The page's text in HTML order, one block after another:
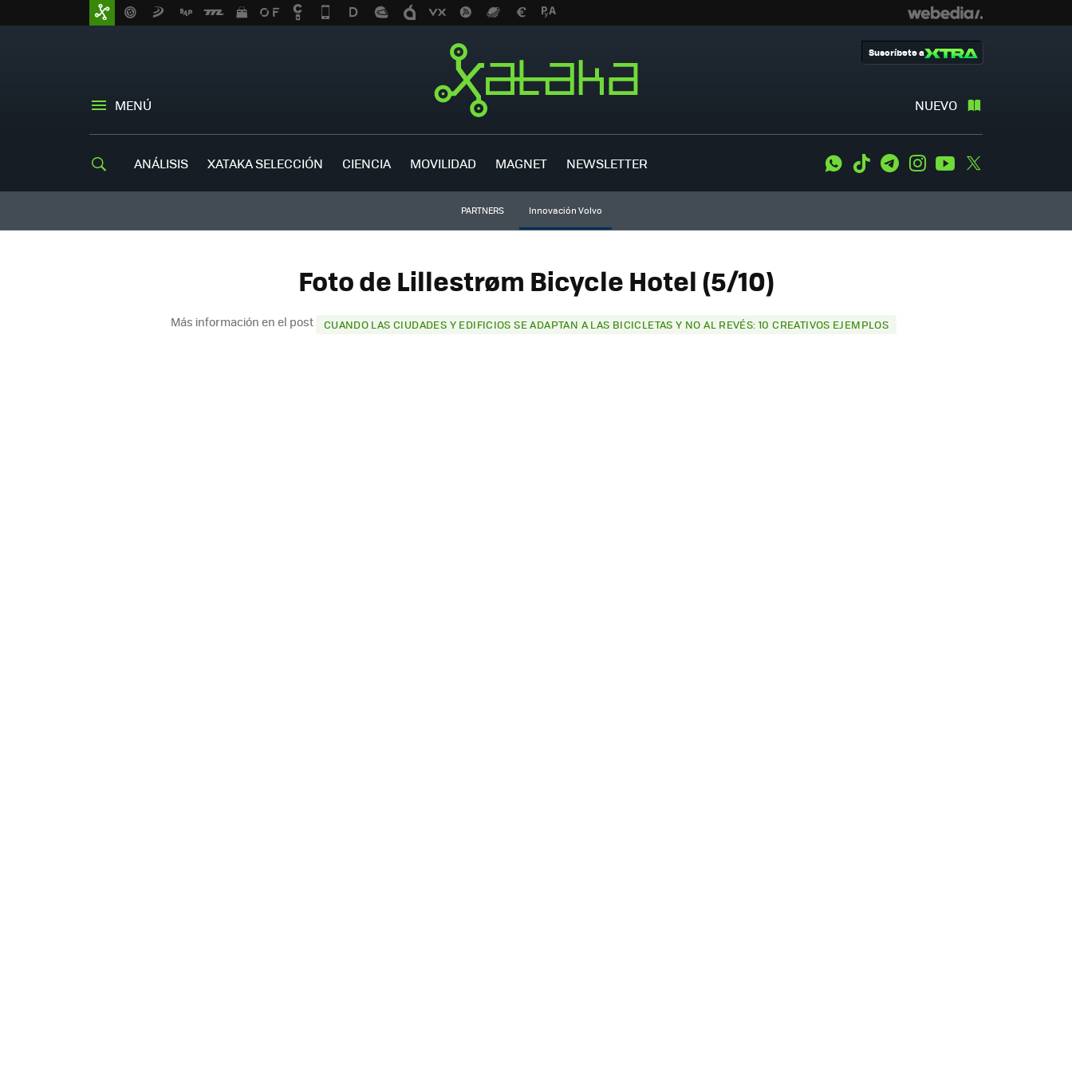
MENÚ NUEVO
Suscríbete a
ANÁLISIS XATAKA SELECCIÓN CIENCIA MOVILIDAD MAGNET NEWSLETTER WhatsApp
Tiktok TelegramInstagramYoutube
PARTNERS Innovación Volvo
Foto de Lillestrøm Bicycle Hotel (5/10)
Más información en el post CUANDO LAS CIUDADES Y EDIFICIOS SE ADAPTAN A LAS BICICLETAS Y NO AL REVÉS: 10 CREATIVOS EJEMPLOS